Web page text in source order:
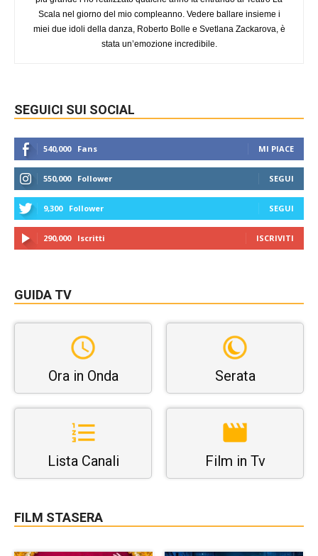
Scala nel giorno del mio compleanno. Vedere ballare insieme i
miei due idoli della danza, Roberto Bolle e Svetlana Zackarova, è
stata un’emozione incredibile.
SEGUICI SUI SOCIAL
540,000 Fans MI PIACE
550,000 Follower SEGUI
9,300 Follower SEGUI
290,000 Iscritti ISCRIVITI
GUIDA TV
Ora in Onda Serata
Lista Canali Film in Tv
FILM STASERA